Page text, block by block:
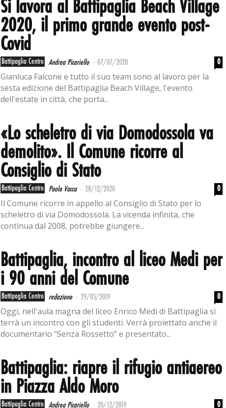
Si lavora al Battipaglia Beach Village
2020, il primo grande evento post-
Covid
Battipaglia Centro Andrea Picariello - 07/07/2020 0
Gianluca Falcone e tutto il suo team sono al lavoro per la
sesta edizione del Battipaglia Beach Village, l'evento
dell'estate in città, che porta...
«Lo scheletro di via Domodossola va
demolito». Il Comune ricorre al
Consiglio di Stato
Battipaglia Centro Paolo Vacca - 28/12/2020 0
Il Comune ricorre in appello al Consiglio di Stato per lo
scheletro di via Domodossola. La vicenda infinita, che
continua dal 2008, potrebbe giungere...
Battipaglia, incontro al liceo Medi per
i 90 anni del Comune
Battipaglia Centro redazione - 29/05/2019 0
Oggi, nell'aula magna del liceo Enrico Medi di Battipaglia si
terrà un incontro con gli studenti. Verrà proiettato anche il
documentario “Senza Rossetto” e presentato...
Battipaglia: riapre il rifugio antiaereo
in Piazza Aldo Moro
Battipaglia Centro Andrea Picariello - 20/12/2019 0